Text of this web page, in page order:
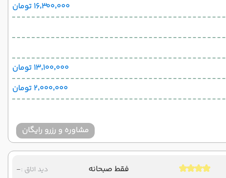
۱۶٬۳۰۰٬۰۰۰ تومان
۱۳٬۱۰۰٬۰۰۰ تومان
۲٬۰۰۰٬۰۰۰ تومان
مشاوره و رزرو رایگان
فقط صبحانه
دید اتاق :-